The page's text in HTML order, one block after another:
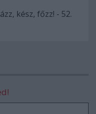
kész, főzz! - 52.